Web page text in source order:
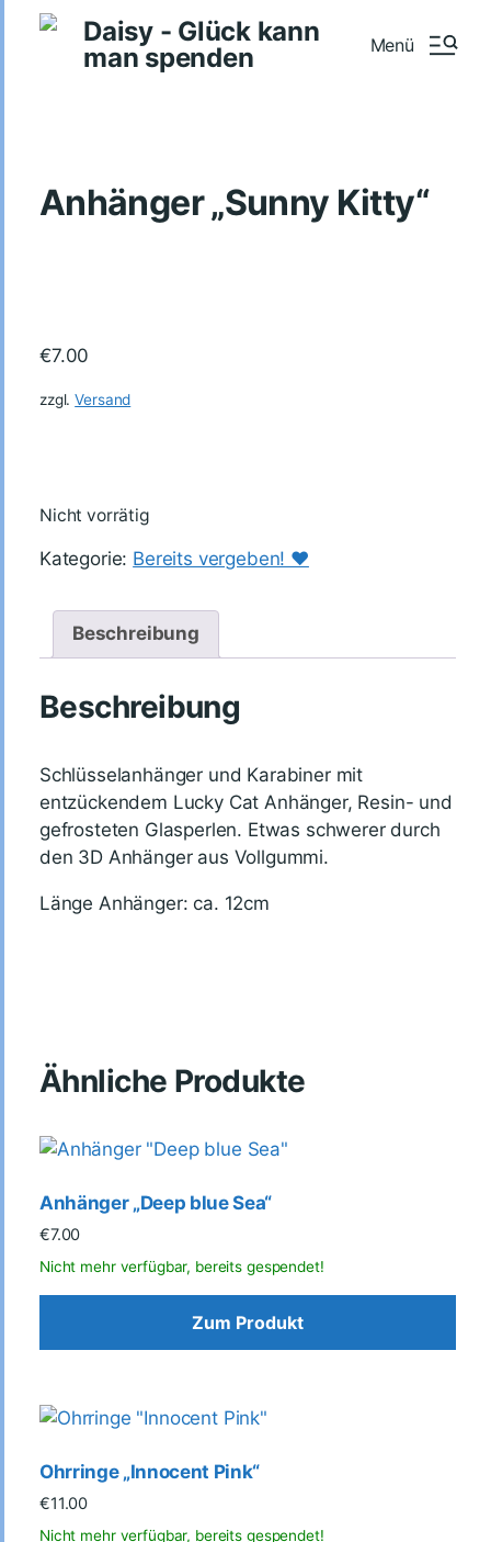
Daisy - Glück kann
man spenden
Menü
Anhänger „Sunny Kitty“
€7.00
zzgl.Versand
Nicht vorrätig
Kategorie: Bereits vergeben! ♥️
Beschreibung
Beschreibung
Schlüsselanhänger und Karabiner mit
entzückendem Lucky Cat Anhänger, Resin- und
gefrosteten Glasperlen. Etwas schwerer durch
den 3D Anhänger aus Vollgummi.
Länge Anhänger: ca. 12cm
Ähnliche Produkte
Anhänger „Deep blue Sea“
€7.00
Zum Produkt
Ohrringe „Innocent Pink“
€11.00